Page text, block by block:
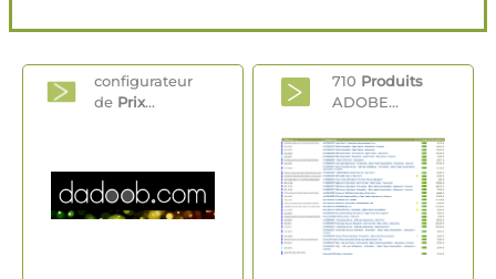
configurateur
de Prix...
710 Produits
ADOBE...